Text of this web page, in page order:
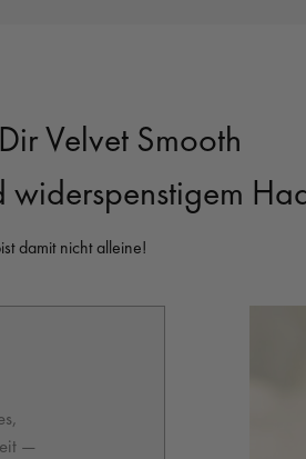
Velvet Smooth
widerspenstigem
damit nicht alleine!
—